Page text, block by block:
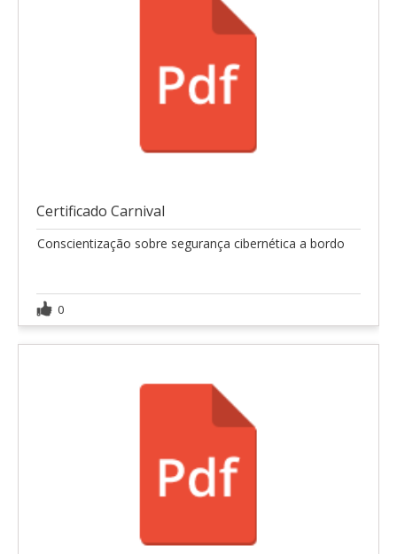
Certificado Carnival
Conscientização sobre segurança cibernética a bordo
0